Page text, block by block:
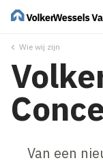
Wie wij zijn
Van een